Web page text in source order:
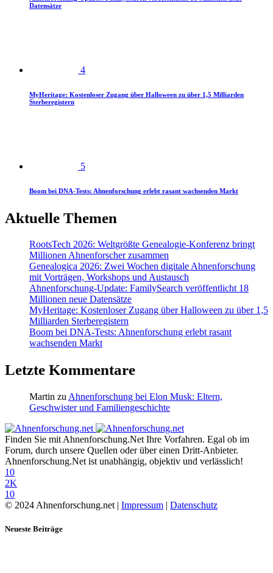
Datensätze
4
MyHeritage: Kostenloser Zugang über Halloween zu über 1,5 Milliarden
Sterberegistern
5
Boom bei DNA-Tests: Ahnenforschung erlebt rasant wachsenden Markt
Aktuelle Themen
RootsTech 2026: Weltgrößte Genealogie-Konferenz bringt
Millionen Ahnenforscher zusammen
Genealogica 2026: Zwei Wochen digitale Ahnenforschung
mit Vorträgen, Workshops und Austausch
Ahnenforschung-Update: FamilySearch veröffentlicht 18
Millionen neue Datensätze
MyHeritage: Kostenloser Zugang über Halloween zu über 1,5
Milliarden Sterberegistern
Boom bei DNA-Tests: Ahnenforschung erlebt rasant
wachsenden Markt
Letzte Kommentare
Martin zu Ahnenforschung bei Elon Musk: Eltern,
Geschwister und Familiengeschichte
Finden Sie mit Ahnenforschung.Net Ihre Vorfahren. Egal ob im
Forum, durch unsere Quellen oder über einen Dritt-Anbieter.
Ahnenforschung.Net ist unabhängig, objektiv und verlässlich!
10
2K
10
© 2024 Ahnenforschung.net | Impressum | Datenschutz
Neueste Beiträge